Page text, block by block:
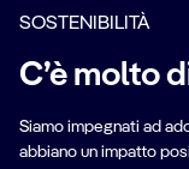
SOSTENIBILITÀ
C’è molto
Siamo impegnati ad
abbiano un impatto